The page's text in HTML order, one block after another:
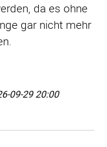
da es ohne
gar nicht mehr
09-29 20:00